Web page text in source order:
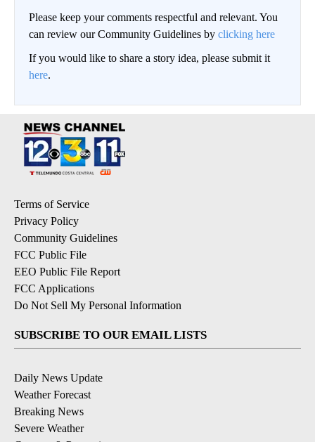
Please keep your comments respectful and relevant. You
can review our Community Guidelines by clicking here
If you would like to share a story idea, please submit it
here.
Terms of Service
Privacy Policy
Community Guidelines
FCC Public File
EEO Public File Report
FCC Applications
Do Not Sell My Personal Information
SUBSCRIBE TO OUR EMAIL LISTS
Daily News Update
Weather Forecast
Breaking News
Severe Weather